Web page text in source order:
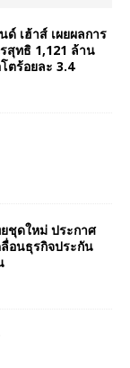
เฮ้าส์ เผยผลการ
สุทธิ 1,121 ล้าน
ตร้อยละ 3.4
ชุดใหม่ ประกาศ
อนธุรกิจประกัน